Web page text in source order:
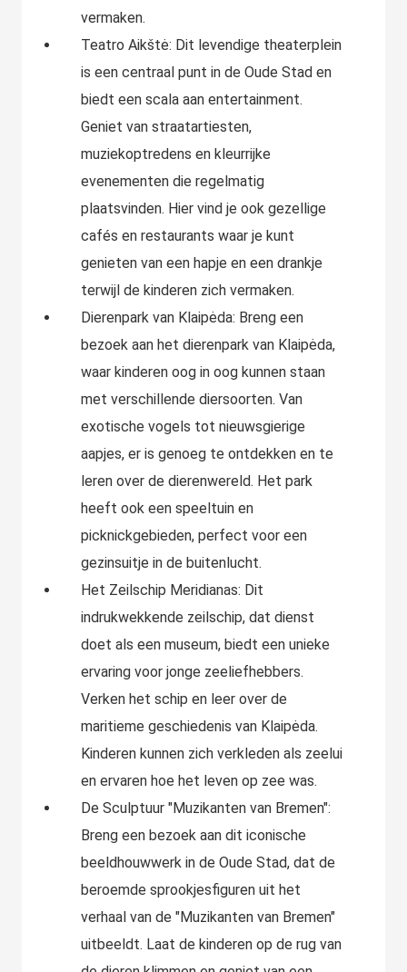
vermaken.
Teatro Aikštė: Dit levendige theaterplein
is een centraal punt in de Oude Stad en
biedt een scala aan entertainment.
Geniet van straatartiesten,
muziekoptredens en kleurrijke
evenementen die regelmatig
plaatsvinden. Hier vind je ook gezellige
cafés en restaurants waar je kunt
genieten van een hapje en een drankje
terwijl de kinderen zich vermaken.
Dierenpark van Klaipėda: Breng een
bezoek aan het dierenpark van Klaipėda,
waar kinderen oog in oog kunnen staan
met verschillende diersoorten. Van
exotische vogels tot nieuwsgierige
aapjes, er is genoeg te ontdekken en te
leren over de dierenwereld. Het park
heeft ook een speeltuin en
picknickgebieden, perfect voor een
gezinsuitje in de buitenlucht.
Het Zeilschip Meridianas: Dit
indrukwekkende zeilschip, dat dienst
doet als een museum, biedt een unieke
ervaring voor jonge zeeliefhebbers.
Verken het schip en leer over de
maritieme geschiedenis van Klaipėda.
Kinderen kunnen zich verkleden als zeelui
en ervaren hoe het leven op zee was.
De Sculptuur "Muzikanten van Bremen":
Breng een bezoek aan dit iconische
beeldhouwwerk in de Oude Stad, dat de
beroemde sprookjesfiguren uit het
verhaal van de "Muzikanten van Bremen"
uitbeeldt. Laat de kinderen op de rug van